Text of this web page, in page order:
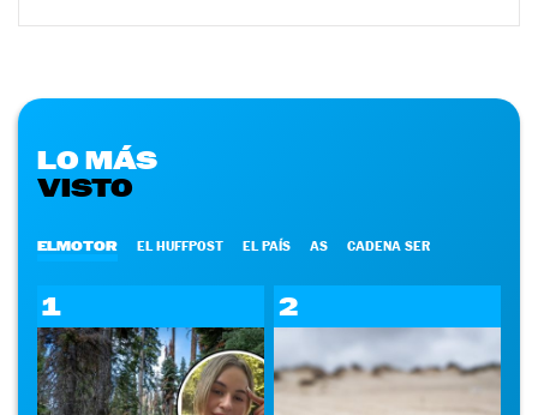
LO MÁS
VISTO
ELMOTOR EL HUFFPOST EL PAÍS AS CADENA SER
1 2